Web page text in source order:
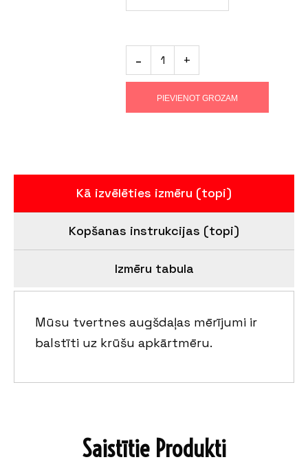
PIEVIENOT GROZAM
Kā izvēlēties izmēru (topi)
Kopšanas instrukcijas (topi)
Izmēru tabula
Mūsu tvertnes augšdaļas mērījumi ir
balstīti uz krūšu apkārtmēru.
Saistītie Produkti